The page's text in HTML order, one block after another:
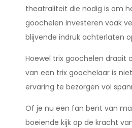
theatraliteit die nodig is om
goochelen investeren vaak
blijvende indruk achterlaten
Hoewel trix goochelen draait
van een trix goochelaar is
ervaring te bezorgen vol
Of je nu een fan bent van
boeiende kijk op de kracht